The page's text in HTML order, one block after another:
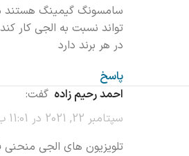
سامسونگ گیمینگ هستند
تواند نسبت به الجی کار
در هر برند دارد
پاسخ
احمد رحیم زاده گفت:
سپتامبر 22, 2021 در 11:01 ب.ظ
تلویزیون های الجی